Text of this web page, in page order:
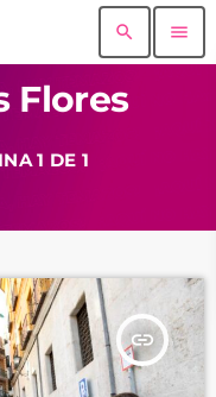
search menu
Flores
1 DE 1
insert_link